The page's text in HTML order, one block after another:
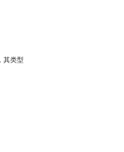
其类型